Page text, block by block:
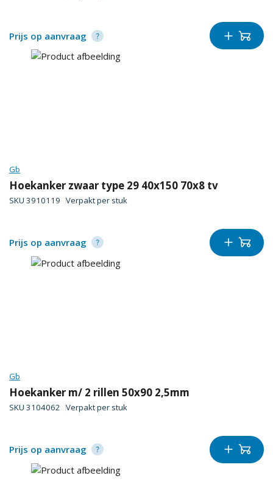
Prijs op aanvraag
Gb
Hoekanker zwaar type 29 40x150 70x8 tv
SKU 3910119 Verpakt per stuk
Prijs op aanvraag
Gb
Hoekanker m/ 2 rillen 50x90 2,5mm
SKU 3104062 Verpakt per stuk
Prijs op aanvraag